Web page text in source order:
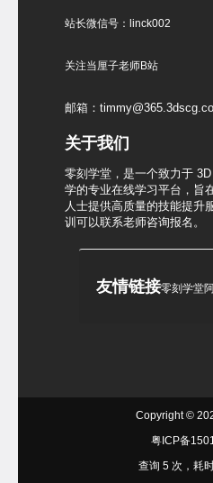
站长微信号：linck002
关注当厘子老师B站
邮箱：
关于我们
零刻学堂，是一个致力于
学的专业在线学习平台，旨
人士提供高质量的技能提升
训可以联系老师咨询报名。
友情链接零刻学堂
Copyright ©
粤ICP备
查询 5 次，耗